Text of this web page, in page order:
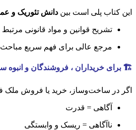
این کتاب پلی است بین دانش تئوریک و
تشریح قوانین و مواد قانونی مرتبط
مرجع عالی برای فهم سریع
🏗️ برای خریداران ، فروشندگان و انبوه
اگر در ساخت‌وساز، خرید یا فروش ملک
آگاهی = قدرت
ناآگاهی = ریسک و وابستگی